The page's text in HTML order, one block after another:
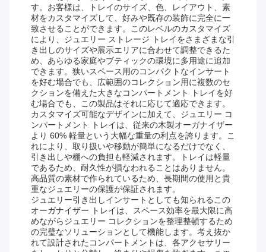
す。お客様は、トレイのサイズ、色、レイアウト、素
材をカスタマイズして、好みや既存の装飾に完全に一
致させることができます。このレベルのカスタマイズ
により、ジュエリー ストレージ トレイをさまざまな引
き出しのサイズや展示エリアに合わせて調整できるた
め、あらゆる家庭やブティックの環境に多用途に追加
できます。狭いスペース用のコンパクトなインサート
を好む場合でも、広範囲のコレクション用に複数のセ
クションを備えた大きなコンパートメント トレイを好
む場合でも、この製品はそれに応じて適応できます。
カスタマイズ可能なデザインに加えて、ジュエリー コ
ンパートメント トレイは、従来の木製オーガナイザー
より 60% 軽量という大幅な重量の利点を誇ります。こ
れにより、取り扱いや移動が簡単になるだけでなく、
引き出しや棚への負担も軽減されます。トレイは軽量
であるため、耐久性が損なわれることはありません。
高品質の素材で作られているため、長期間の使用と貴
重なジュエリーの保護が保証されます。
ジュエリー引き出しインサートとしても知られるこの
オーガナイザー トレイは、スペース効率を最大限に高
めながらジュエリー コレクションを整理整頓するため
の完璧なソリューションとして機能します。考え抜か
れて設計されたコンパートメントは、各アクセサリー